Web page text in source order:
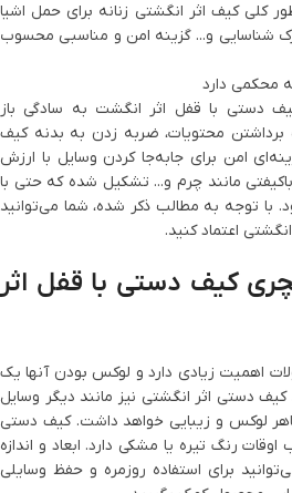
کلی کیف اثر انگشتی زنانه برای حمل اشیا
شناسایی و... گزینه امن و مناسبی محسوب
محکمی دارد
با قفل اثر انگشت به سادگی باز
برداشتن محتویات، ضربه زدن به بدنه کیف
امن برای جابه‌جا کردن وسایل با ارزش
مانند چرم و... تشکیل شده که حتی با
با توجه به مطالب ذکر شده، شما می‌توانید
اعتماد کنید.
کیف دستی با قفل اثر
اهمیت زیادی دارد و لوکس بودن آنها یک
دستی اثر انگشتی نیز مانند دیگر وسایل
ظاهر لوکس و زیبایی خواهد داشت. کیف دستی
رنگ تیره یا مشکی دارد. ابعاد و اندازه
برای استفاده روزمره و حفظ وسایلی